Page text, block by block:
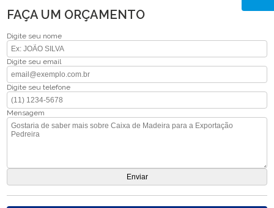
FAÇA UM ORÇAMENTO
Digite seu nome
Digite seu email
Digite seu telefone
Mensagem